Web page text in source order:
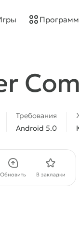
Требования
Android 5.0
Обновить В закладки